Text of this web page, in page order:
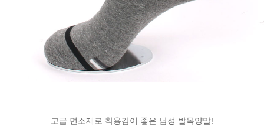
고급 면소재로 착용감이 좋은 남성 발목양말!